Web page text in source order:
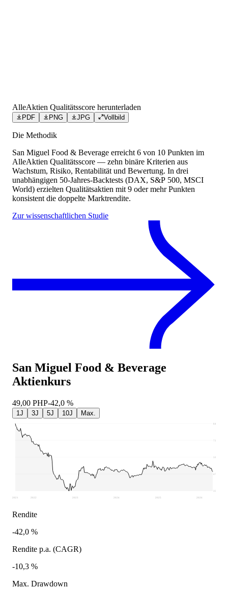
AlleAktien Qualitätsscore herunterladen
PDF PNG JPG Vollbild
Die Methodik
San Miguel Food & Beverage erreicht 6 von 10 Punkten im
AlleAktien Qualitätsscore — zehn binäre Kriterien aus
Wachstum, Risiko, Rentabilität und Bewertung. In drei
unabhängigen 50-Jahres-Backtests (DAX, S&P 500, MSCI
World) erzielten Qualitätsaktien mit 9 oder mehr Punkten
konsistent die doppelte Marktrendite.
Zur wissenschaftlichen Studie
San Miguel Food & Beverage
Aktienkurs
49,00 PHP-42,0 %
1J 3J 5J 10J Max.
35
47,38
59,75
72,13
84,5
2021 2022 2023 2024 2025 2026
Rendite
-42,0 %
Rendite p.a. (CAGR)
-10,3 %
Max. Drawdown